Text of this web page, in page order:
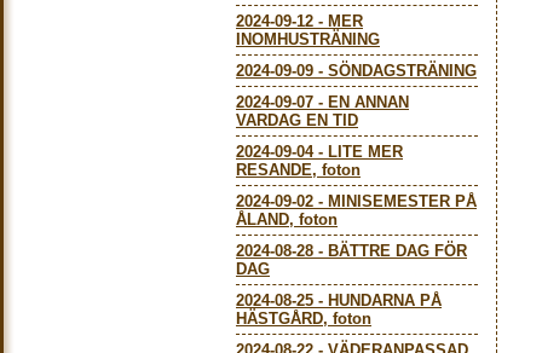
2024-09-12 - MER
INOMHUSTRÄNING
2024-09-09 - SÖNDAGSTRÄNING
2024-09-07 - EN ANNAN
VARDAG EN TID
2024-09-04- LITE MER
RESANDE, foton
2024-09-02 - MINISEMESTER PÅ
ÅLAND, foton
2024-08-28 - BÄTTRE DAG FÖR
DAG
2024-08-25 - HUNDARNA PÅ
HÄSTGÅRD, foton